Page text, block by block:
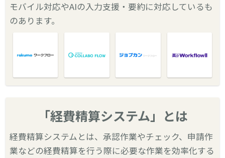
モバイル対応やAIの入力支援・要約に対応しているも
のあります。
「経費精算システム」とは
経費精算システムとは、承認作業やチェック、申請作
業などの経費精算を行う際に必要な作業を効率化する